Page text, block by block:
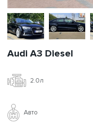
Audi A3 Diesel
2.0л
Авто